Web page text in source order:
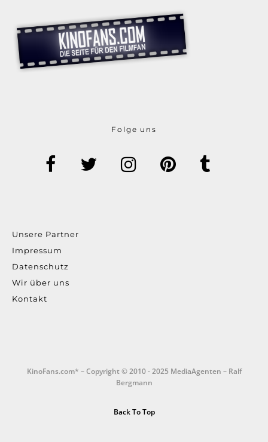
Folge uns
Unsere Partner
Impressum
Datenschutz
Wir über uns
Kontakt
KinoFans.com* – Copyright © 2010 - 2025 MediaAgenten – Ralf
Bergmann
Back To Top